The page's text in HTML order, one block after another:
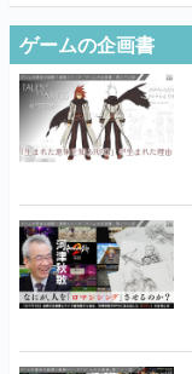
ゲームの企画書